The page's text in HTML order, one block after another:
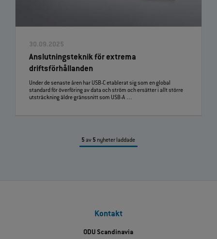
30.09.2025
Anslutningsteknik för extrema
driftsförhållanden
Under de senaste åren har USB‑C etablerat sig som en global
standard för överföring av data och ström och ersätter i allt större
utsträckning äldre gränssnitt som USB‑A …
5 av 5 nyheter laddade
Kontakt
ODU Scandinavia